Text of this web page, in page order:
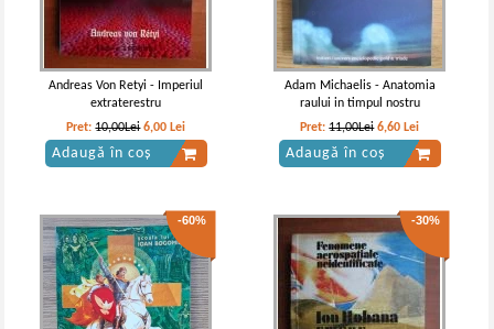
Andreas Von Retyi - Imperiul
extraterestru
Pret:10,00Lei 6,00 Lei
Adaugă în coș
Adam Michaelis - Anatomia
raului in timpul nostru
Pret:11,00Lei 6,60 Lei
Adaugă în coș
-60% -30%